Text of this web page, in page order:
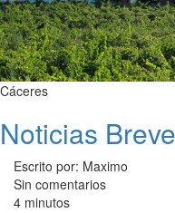
Cáceres
Noticias
Escrito por: Maximo
Sin comentarios
4 minutos